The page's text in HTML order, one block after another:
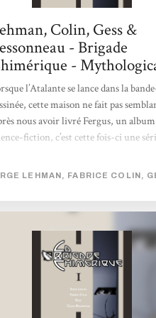
Colin, Gess &
- Brigade
-
l’Atalante se lance dans la
cette maison ne fait pas
nous avoir livré Fergus, un
fiction, c’est cette fois-ci une
la droite ligne des super-héros
reprendre le flambeau dans un
assurément. Cela s’explique entre
les deux auteurs : Serge Lehman et
Colin qui sont des trublions bien
de la scène de l’imaginaire. Des
LEHMAN, FABRICE COLIN,